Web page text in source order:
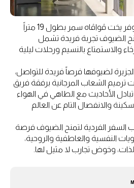
يتوفر يخت ڤواڤاه سمر بطول 19 متراً
الضيوف تجربة فريدة تشمل
والاستمتاع بالنسيم ورحلات ليلية
لضيوفها فرصاً فريدة للتواصل،
ترميم الشعاب المرجانية برفقة فريق
تبادل الأحاديث مع الطاهي في الهواء
والانفصال التام عن العالم
السفر الفردية لتمنح الضيوف فرصة
النفسية والعاطفية والروحية،
وخوض تجارب لا مثيل لها.